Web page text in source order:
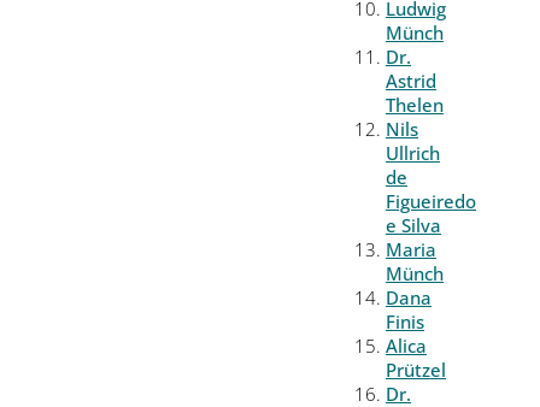
Ludwig
Münch
Dr.
Astrid
Thelen
Nils
Ullrich
de
Figueiredo
e Silva
Maria
Münch
Dana
Finis
Alica
Prützel
Dr.